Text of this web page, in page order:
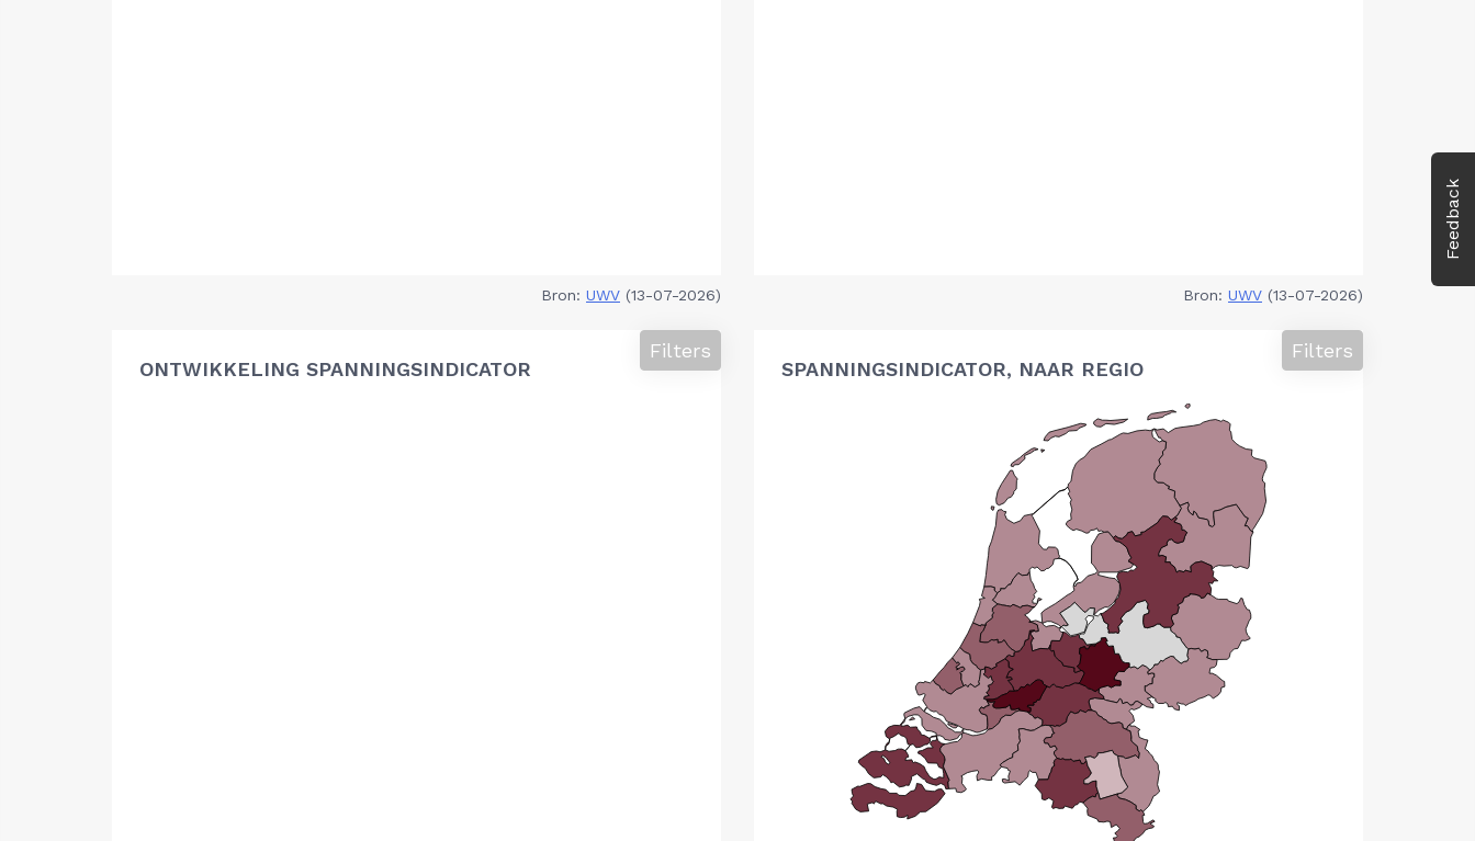
Feedback
Bron: UWV (13-07-2026) Bron: UWV (13-07-2026)
ONTWIKKELING SPANNINGSINDICATOR
Filters
SPANNINGSINDICATOR, NAAR REGIO
Filters